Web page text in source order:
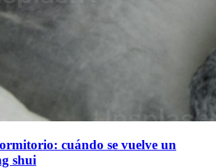
cuándo se vuelve un
shui